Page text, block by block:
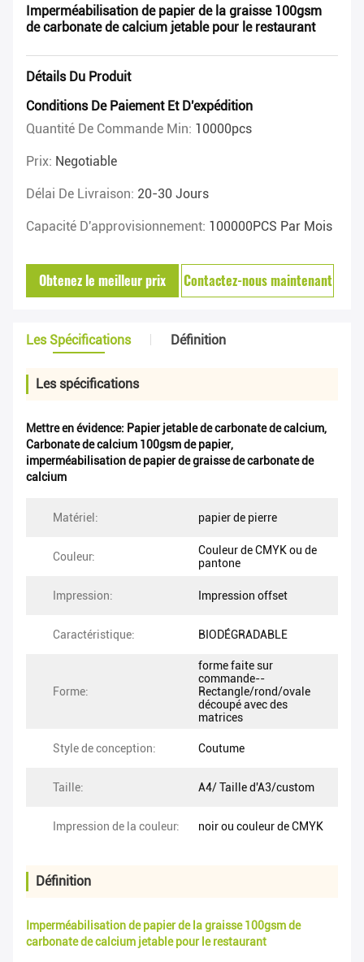
Imperméabilisation de papier de la graisse 100gsm
de carbonate de calcium jetable pour le restaurant
Détails Du Produit
Conditions De Paiement Et D'expédition
Quantité De Commande Min: 10000pcs
Prix: Negotiable
Délai De Livraison: 20-30 Jours
Capacité D'approvisionnement: 100000PCS Par Mois
Obtenez le meilleur prix Contactez-nous maintenant
Les Spécifications Définition
Les spécifications
Mettre en évidence: Papier jetable de carbonate de calcium,
Carbonate de calcium 100gsm de papier,
imperméabilisation de papier de graisse de carbonate de
calcium
Matériel: papier de pierre
Couleur:
Couleur de CMYK ou de
pantone
Impression: Impression offset
Caractéristique: BIODÉGRADABLE
Forme:
forme faite sur
commande--
Rectangle/rond/ovale
découpé avec des
matrices
Style de conception: Coutume
Taille: A4/ Taille d'A3/custom
Impression de la couleur: noir ou couleur de CMYK
Définition
Imperméabilisation de papier de la graisse 100gsm de
carbonate de calcium jetable pour le restaurant